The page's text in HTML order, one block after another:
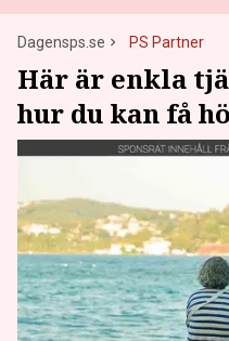
Dagensps.se PS Partner
Här är enkla
hur du kan få